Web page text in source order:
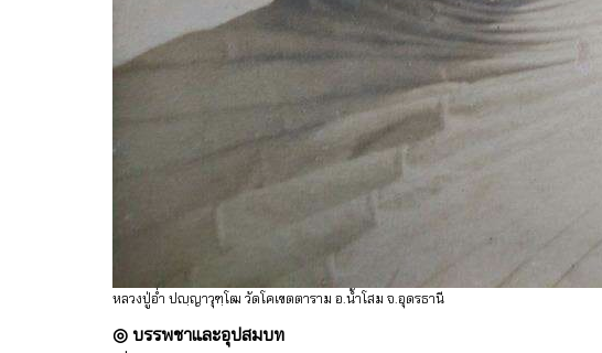
หลวงปู่อ่ำ ปญฺญาวุฑฺโฒ วัดโคเขตตาราม อ.น้ำโสม จ.อุดรธานี
◎ บรรพชาและอุปสมบท